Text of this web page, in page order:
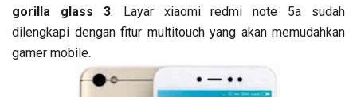
gorilla glass 3. Layar xiaomi redmi note 5a sudah
dilengkapi dengan fitur multitouch yang akan memudahkan
gamer mobile.